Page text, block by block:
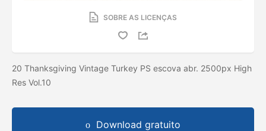
SOBRE AS LICENÇAS
20 Thanksgiving Vintage Turkey PS escova abr. 2500px High
Res Vol.10
Download gratuito